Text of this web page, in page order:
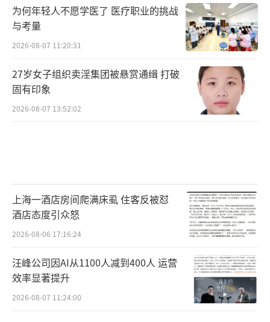
为何年轻人不愿学医了 医疗职业的挑战
与考量
2026-08-07 11:20:31
27岁女子组织卖淫集团被悬赏通缉 打破
固有印象
2026-08-07 13:52:02
上海一酒店房间爬满床虱 住客反被怼
酒店态度引众怒
2026-08-06 17:16:24
汪峰公司因AI从1100人减到400人 运营
效率显著提升
2026-08-07 11:24:00